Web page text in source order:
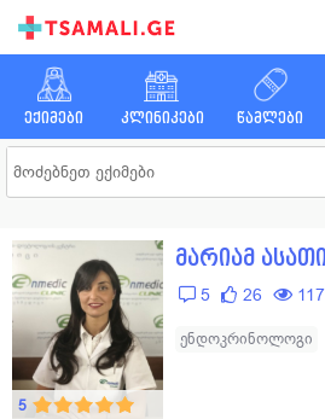
ექიმები კლინიკები წამლები
5
მარიამ
5 26
ენდოკრინოლოგი